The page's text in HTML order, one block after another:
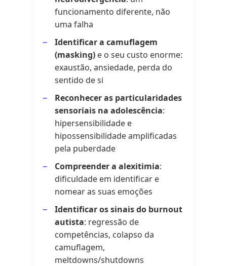
funcionamento diferente, não
uma falha
Identificar a camuflagem
(masking) e o seu custo enorme:
exaustão, ansiedade, perda do
sentido de si
Reconhecer as particularidades
sensoriais na adolescência:
hipersensibilidade e
hipossensibilidade amplificadas
pela puberdade
Compreender a alexitimia:
dificuldade em identificar e
nomear as suas emoções
Identificar os sinais do burnout
autista: regressão de
competências, colapso da
camuflagem,
meltdowns/shutdowns